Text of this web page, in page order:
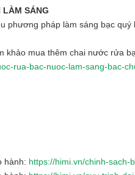
LÀM SÁNG
phương pháp làm sáng bạc quý
khảo mua thêm chai nước rửa
rua-bac-nuoc-lam-sang-bac-
hành: https://himi.vn/chinh-sach-